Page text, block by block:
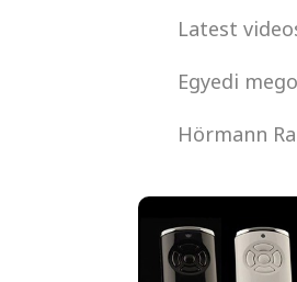
Latest
Egyedi
Hörmann